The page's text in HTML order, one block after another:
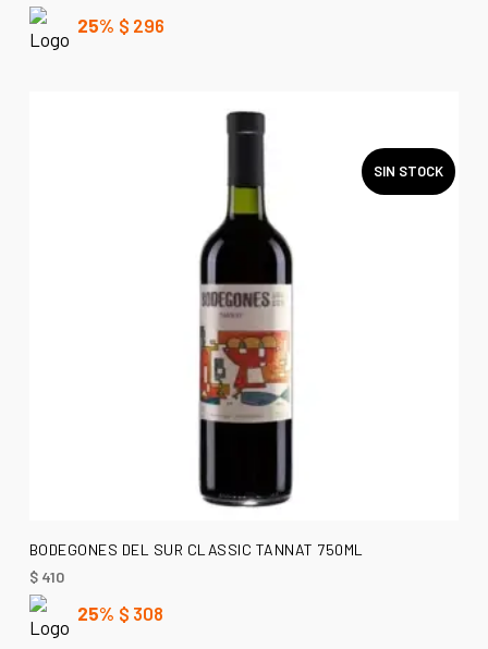
25% $ 296
SIN STOCK
LEER MÁS
BODEGONES DEL SUR CLASSIC TANNAT 750ML
$410
25% $ 308